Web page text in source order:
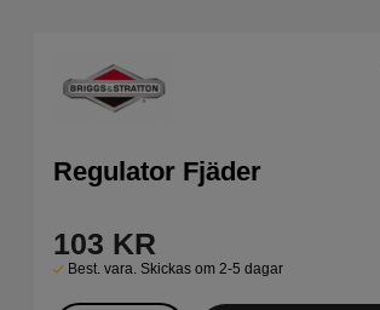
Regulator Fjäder
103 KR
Best. vara. Skickas om 2-5 dagar